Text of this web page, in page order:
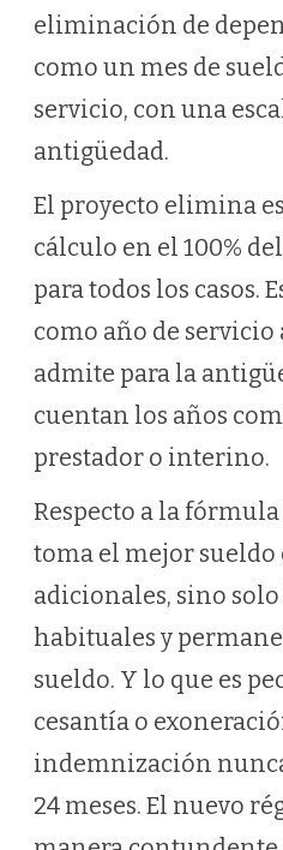
eliminación de
como un mes de
servicio, con una
antigüedad.
El proyecto elimina
cálculo en el 100%
para todos los casos.
como año de
admite para la
cuentan los años
prestador o interino.
Respecto a la
toma el mejor sueldo
adicionales, sino
habituales y
sueldo. Y lo que es
cesantía o
indemnización
24 meses. El nuevo